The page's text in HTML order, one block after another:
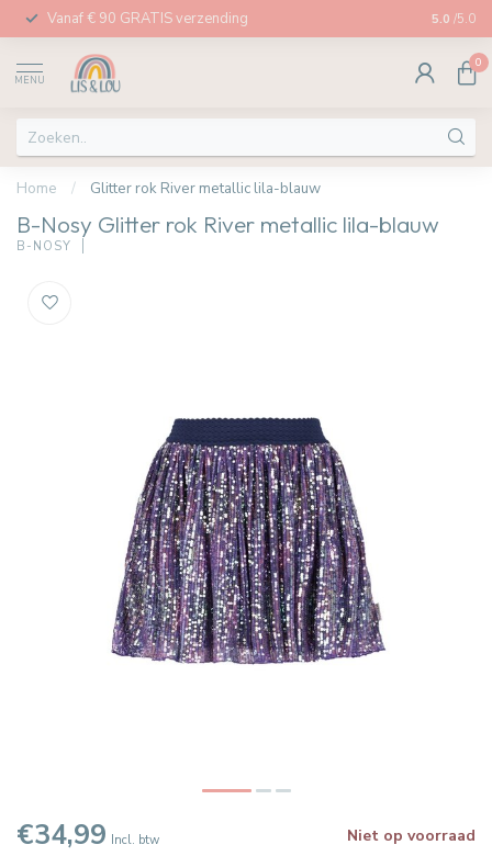
Vanaf € 90 GRATIS verzending Afhalen
5.0 /5.0
MENU
0
Home / Glitter rok River metallic lila-blauw
B-Nosy Glitter rok River metallic lila-blauw
B-NOSY
€34,99 Incl. btw Niet op voorraad